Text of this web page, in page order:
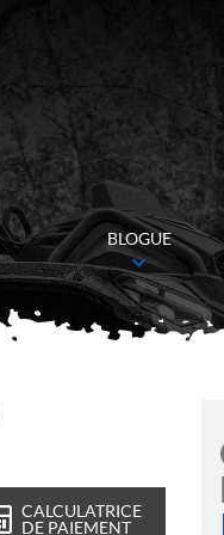
BLOGUE
CALCULATRICE
DE PAIEMENT